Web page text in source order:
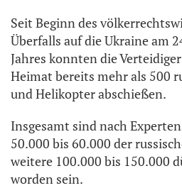
Seit Beginn des
Überfalls auf die Ukraine am
Jahres konnten die
Heimat bereits mehr als 500
und Helikopter abschießen.
Insgesamt sind nach
50.000 bis 60.000 der
weitere 100.000 bis 150.000
worden sein.